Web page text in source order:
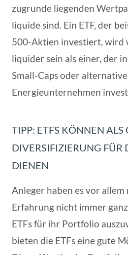
zugrunde liegenden
liquide sind. Ein ETF, der
500-Aktien investiert, wird
liquider sein als einer, der
Small-Caps oder alternative
Energieunternehmen
TIPP: ETFS KÖNNEN ALS
DIVERSIFIZIERUNG FÜR
DIENEN
Anleger haben es vor
Erfahrung nicht immer
ETFs für ihr Portfolio
bieten die ETFs eine gute